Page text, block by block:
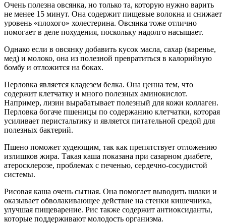
Очень полезна овсянка, но только та, которую нужно варить
не менее 15 минут. Она содержит пищевые волокна и снижает
уровень «плохого» холестерина. Овсянка тоже отлично
помогает в деле похудения, поскольку надолго насыщает.
Однако если в овсянку добавить кусок масла, сахар (варенье,
мед) и молоко, она из полезной превратиться в калорийную
бомбу и отложится на боках.
Перловка является кладезем белка. Она ценна тем, что
содержит клетчатку и много полезных аминокислот.
Например, лизин вырабатывает полезный для кожи коллаген.
Перловка богаче пшеницы по содержанию клетчатки, которая
усиливает перистальтику и является питательной средой для
полезных бактерий.
Пшено поможет худеющим, так как препятствует отложению
излишков жира. Такая каша показана при сазарном диабете,
атеросклерозе, проблемах с печенью, сердечно-сосудистой
системы.
Рисовая каша очень сытная. Она помогает выводить шлаки и
оказывает обволакивающее действие на стенки кишечника,
улучшая пищеварение. Рис также содержит антиоксиданты,
которые поддерживают молодость организма.